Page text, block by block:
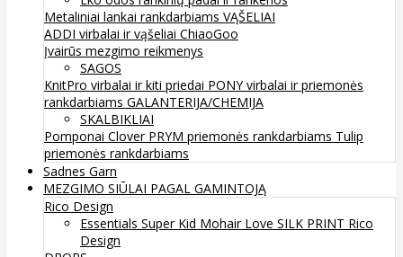
Metaliniai lankai rankdarbiams VĄŠELIAI
ADDI virbalai ir vąšeliai ChiaoGoo
Įvairūs mezgimo reikmenys
SAGOS
KnitPro virbalai ir kiti priedai PONY virbalai ir priemonės
rankdarbiams GALANTERIJA/CHEMIJA
SKALBIKLIAI
Pomponai Clover PRYM priemonės rankdarbiams Tulip
priemonės rankdarbiams
Sadnes Garn
MEZGIMO SIŪLAI PAGAL GAMINTOJĄ
Rico Design
Essentials Super Kid Mohair Love SILK PRINT Rico
Design